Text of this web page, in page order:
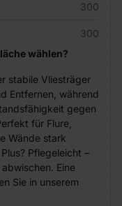
300
300
wählen?
stabile Vliesträger
Entfernen, während
gegen
für Flure,
Wände stark
Pflegeleicht –
Eine
Sie in unserem